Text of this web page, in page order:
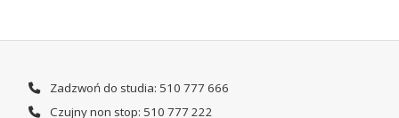
Zadzwoń do studia: 510 777 666
Czujny non stop: 510 777 222